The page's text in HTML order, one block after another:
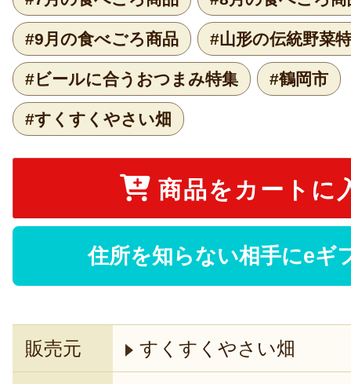
#9月の食べごろ商品 #山形の伝統野菜
#ビールに合うおつまみ特集 #鶴岡市
#すくすくやさい畑
商品をカートに
住所を知らない相手にeギ
販売元 すくすくやさい畑